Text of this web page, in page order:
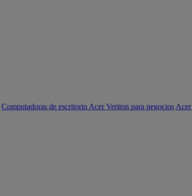
Computadoras de escritorio Acer Veriton para negocios